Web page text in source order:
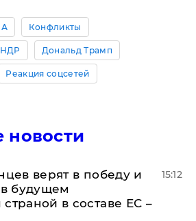
Конфликты
Дональд Трамп
Реакция соцсетей
новости
верят в победу и
будущем
в составе ЕС –
15:12